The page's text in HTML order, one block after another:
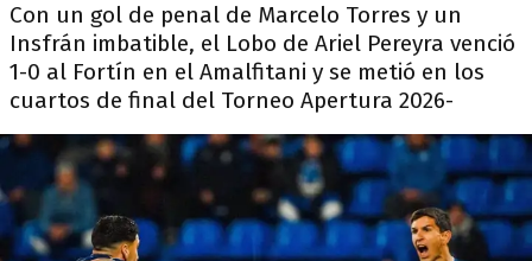
Con un gol de penal de Marcelo Torres y un
Insfrán imbatible, el Lobo de Ariel Pereyra venció
1-0 al Fortín en el Amalfitani y se metió en los
cuartos de final del Torneo Apertura 2026-